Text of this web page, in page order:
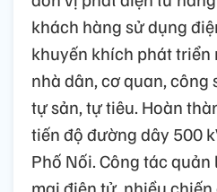
khách hàng sử dụng
khuyến khích phát triển
nhà dân, cơ quan, công
tự sản, tự tiêu. Hoàn
tiến độ đường dây 500
Phố Nối. Công tác